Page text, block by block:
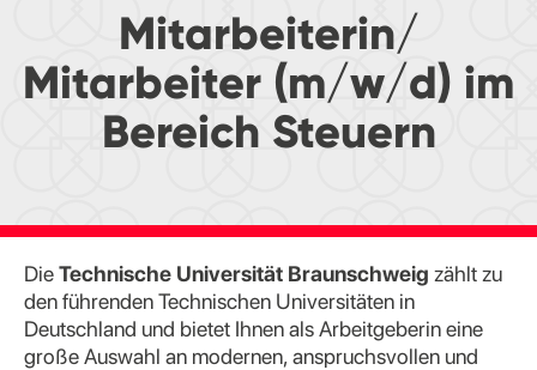
Mitarbeiterin/
Mitarbeiter (m/w/d) im
Bereich Steuern
DieTechnische Universität Braunschweig zählt zu
den führenden Technischen Universitäten in
Deutschland und bietet Ihnen als Arbeitgeberin eine
große Auswahl an modernen, anspruchsvollen und